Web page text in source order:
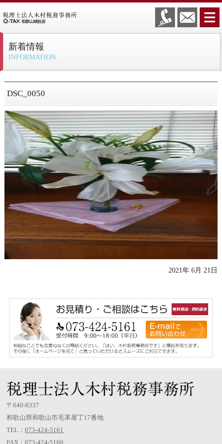
新着情報
INFORMATION
DSC_0050
2021年 6月 21日
〒640-8337
和歌山県和歌山市毛革屋丁17番地
TEL：073-424-5161
FAX：073-424-5160